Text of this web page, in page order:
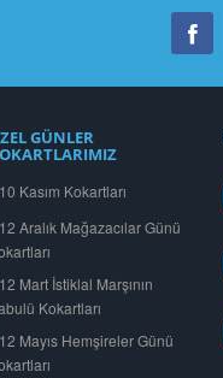
GÜNLER
10 Kasım Kokartları
12 Aralık Mağazacılar Günü
12 Mart İstiklal Marşının
Kokartları
12 Mayıs Hemşireler Günü